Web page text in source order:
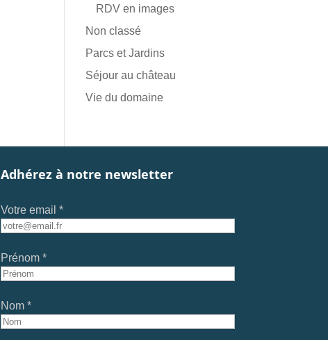
RDV en images
Non classé
Parcs et Jardins
Séjour au château
Vie du domaine
Adhérez à notre newsletter
Votre email *
Prénom *
Nom *